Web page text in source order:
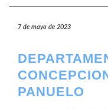
7 de mayo de 2023
PANUELO